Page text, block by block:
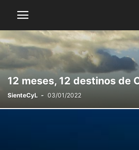
12 meses, 12 destinos de
SienteCyL - 03/01/2022